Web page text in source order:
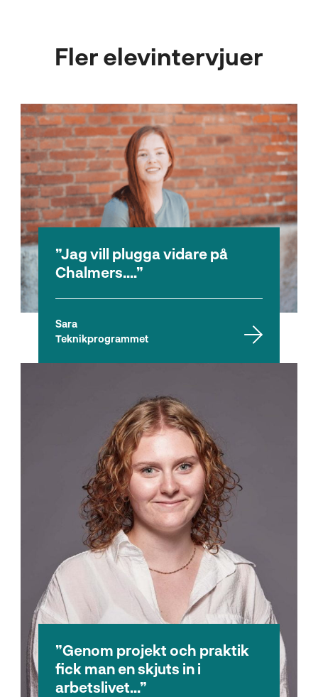
Fler elevintervjuer
Jag vill plugga vidare på
Chalmers....
Sara
Teknikprogrammet
Genom projekt och praktik
fick man en skjuts in i
arbetslivet...